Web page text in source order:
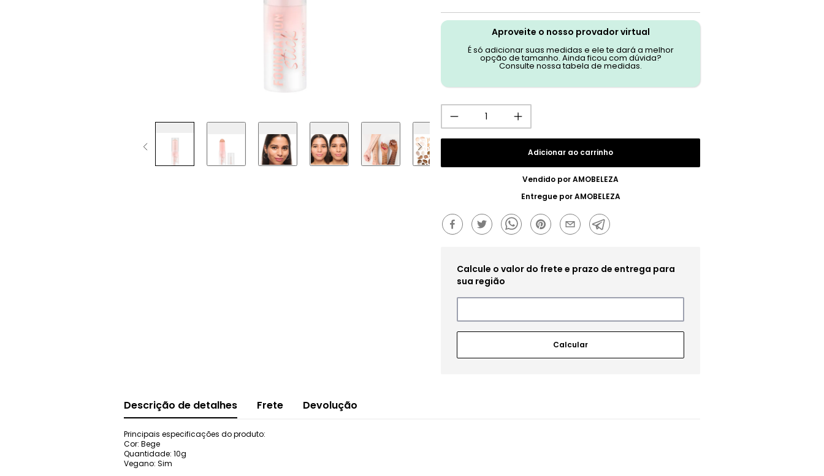
Aproveite o nosso provador virtual
É só adicionar suas medidas e ele te dará a melhor
opção de tamanho. Ainda ficou com dúvida?
Consulte nossa tabela de medidas.
Adicionar ao carrinho
Vendido porAMOBELEZA
Entregue porAMOBELEZA
Descrição de detalhes Frete Devolução
Principais especificações do produto:
Cor: Bege
Quantidade: 10g
Vegano: Sim